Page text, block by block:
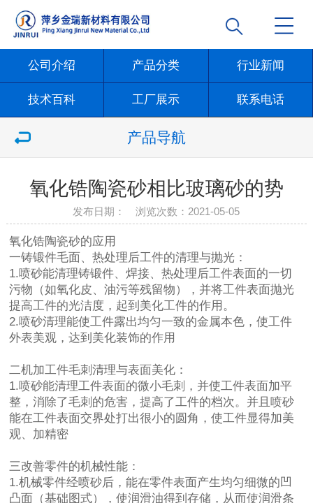
公司介绍 产品分类 行业新闻
技术百科 工厂展示 联系电话
产品导航
氧化锆陶瓷砂相比玻璃砂的势
发布日期： 浏览次数： 2021-05-05
氧化锆陶瓷砂的应用
一铸锻件毛面、热处理后工件的清理与抛光：
1.喷砂能清理铸锻件、焊接、热处理后工件表面的一切
污物（如氧化皮、油污等残留物），并将工件表面抛光
提高工件的光洁度，起到美化工件的作用。
2.喷砂清理能使工件露出均匀一致的金属本色，使工件
外表美观，达到美化装饰的作用
二机加工件毛刺清理与表面美化：
1.喷砂能清理工件表面的微小毛刺，并使工件表面加平
整，消除了毛刺的危害，提高了工件的档次。并且喷砂
能在工件表面交界处打出很小的圆角，使工件显得加美
观、加精密
三改善零件的机械性能：
1.机械零件经喷砂后，能在零件表面产生均匀细微的凹
凸面（基础图式），使润滑油得到存储，从而使润滑条